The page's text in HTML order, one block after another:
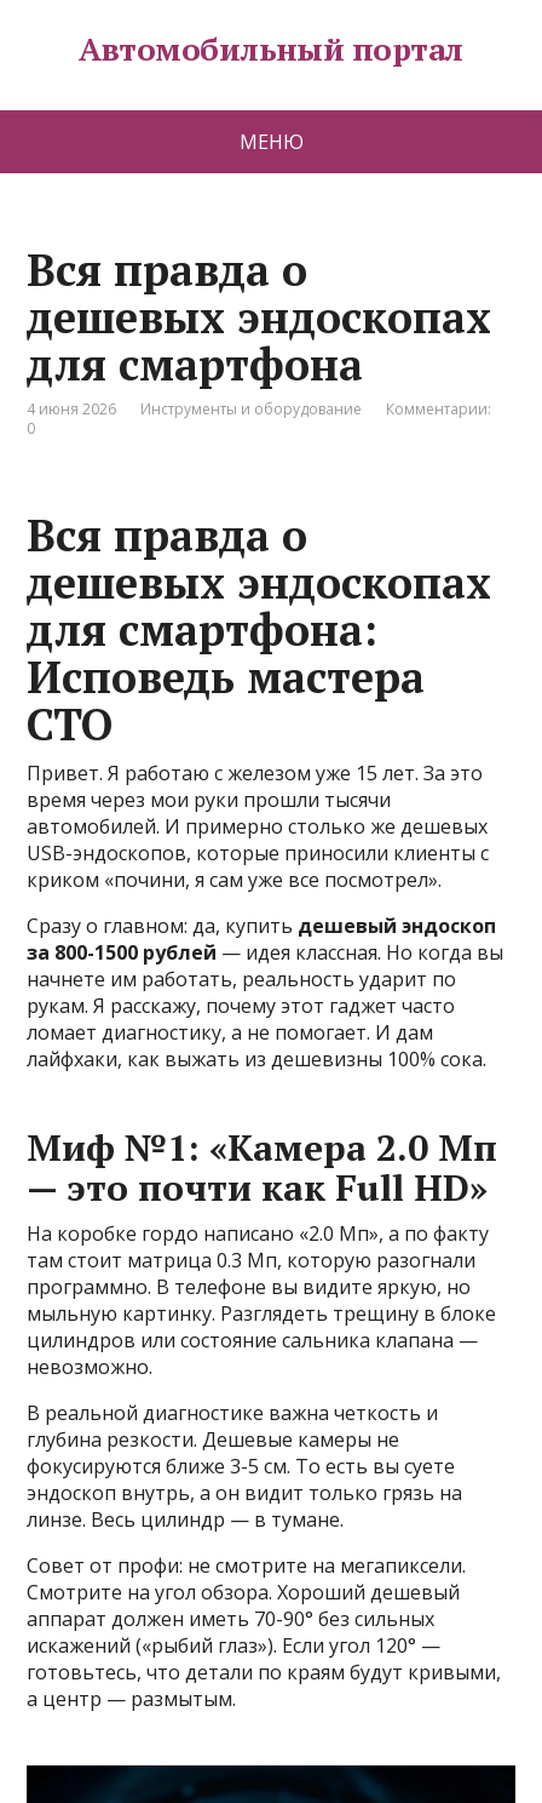
Автомобильный портал
МЕНЮ
Вся правда о
дешевых эндоскопах
для смартфона
4 июня 2026 Инструменты и оборудование
Комментарии:
0
Вся правда о
дешевых эндоскопах
для смартфона:
Исповедь мастера
СТО
Привет. Я работаю с железом уже 15 лет. За это
время через мои руки прошли тысячи
автомобилей. И примерно столько же дешевых
USB-эндоскопов, которые приносили клиенты с
криком «почини, я сам уже все посмотрел».
Сразу о главном: да, купить дешевый эндоскоп
за 800-1500 рублей — идея классная. Но когда вы
начнете им работать, реальность ударит по
рукам. Я расскажу, почему этот гаджет часто
ломает диагностику, а не помогает. И дам
лайфхаки, как выжать из дешевизны 100% сока.
Миф №1: «Камера 2.0 Мп
— это почти как Full HD»
На коробке гордо написано «2.0 Мп», а по факту
там стоит матрица 0.3 Мп, которую разогнали
программно. В телефоне вы видите яркую, но
мыльную картинку. Разглядеть трещину в блоке
цилиндров или состояние сальника клапана —
невозможно.
В реальной диагностике важна четкость и
глубина резкости. Дешевые камеры не
фокусируются ближе 3-5 см. То есть вы суете
эндоскоп внутрь, а он видит только грязь на
линзе. Весь цилиндр — в тумане.
Совет от профи: не смотрите на мегапиксели.
Смотрите на угол обзора. Хороший дешевый
аппарат должен иметь 70-90° без сильных
искажений («рыбий глаз»). Если угол 120° —
готовьтесь, что детали по краям будут кривыми,
а центр — размытым.